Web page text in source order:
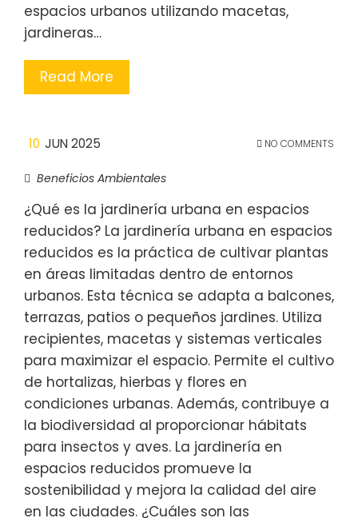
espacios urbanos utilizando macetas,
jardineras…
Read More
10 JUN 2025 NO COMMENTS
Beneficios Ambientales
¿Qué es la jardinería urbana en espacios
reducidos? La jardinería urbana en espacios
reducidos es la práctica de cultivar plantas
en áreas limitadas dentro de entornos
urbanos. Esta técnica se adapta a balcones,
terrazas, patios o pequeños jardines. Utiliza
recipientes, macetas y sistemas verticales
para maximizar el espacio. Permite el cultivo
de hortalizas, hierbas y flores en
condiciones urbanas. Además, contribuye a
la biodiversidad al proporcionar hábitats
para insectos y aves. La jardinería en
espacios reducidos promueve la
sostenibilidad y mejora la calidad del aire
en las ciudades. ¿Cuáles son las